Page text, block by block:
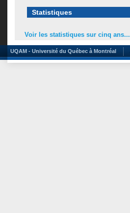
Statistiques
Voir les statistiques sur cinq ans...
UQAM - Université du Québec à Montréal